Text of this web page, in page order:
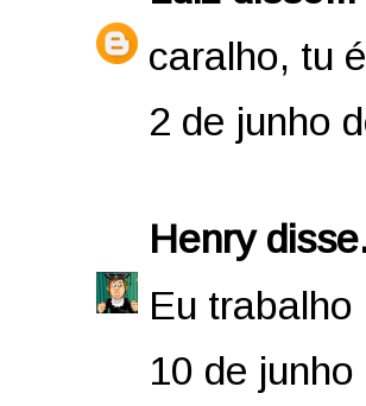
caralho, tu
2 de junho
Henry
Eu
10 de